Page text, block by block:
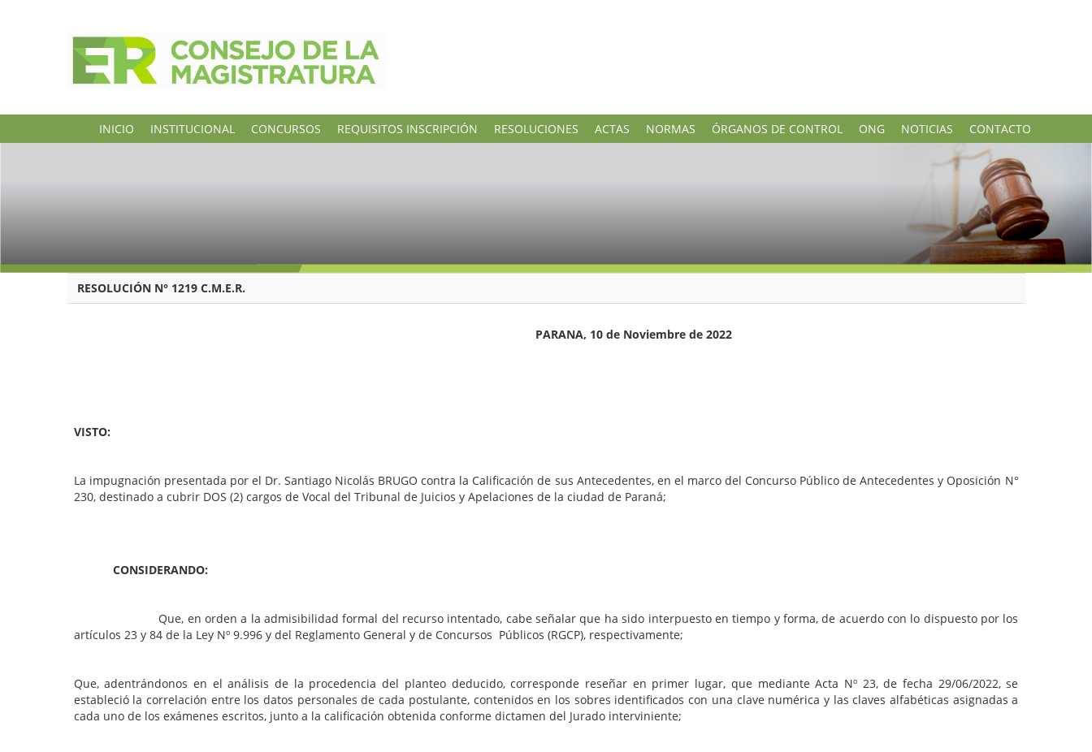
INICIO INSTITUCIONAL CONCURSOS REQUISITOS INSCRIPCIÓN RESOLUCIONES ACTAS NORMAS ÓRGANOS DE CONTROL ONG NOTICIAS CONTACTO
RESOLUCIÓN N° 1219 C.M.E.R.
PARANA, 10 de Noviembre de 2022
VISTO:
La impugnación presentada por el Dr. Santiago Nicolás BRUGO contra la Calificación de sus Antecedentes, en el marco del Concurso Público de Antecedentes y Oposición N°
230, destinado a cubrir DOS (2) cargos de Vocal del Tribunal de Juicios y Apelaciones de la ciudad de Paraná;
CONSIDERANDO:
Que, en orden a la admisibilidad formal del recurso intentado, cabe señalar que ha sido interpuesto en tiempo y forma, de acuerdo con lo dispuesto por los
artículos 23 y 84 de la Ley Nº 9.996 y del Reglamento General y de Concursos Públicos (RGCP), respectivamente;
Que, adentrándonos en el análisis de la procedencia del planteo deducido, corresponde reseñar en primer lugar, que mediante Acta Nº 23, de fecha 29/06/2022, se
estableció la correlación entre los datos personales de cada postulante, contenidos en los sobres identificados con una clave numérica y las claves alfabéticas asignadas a
cada uno de los exámenes escritos, junto a la calificación obtenida conforme dictamen del Jurado interviniente;